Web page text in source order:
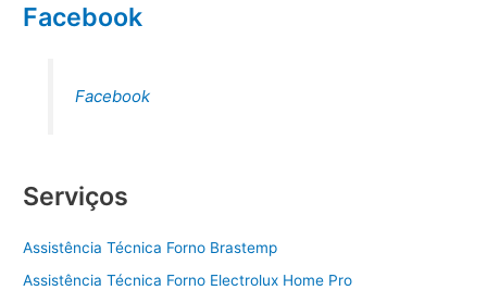
Facebook
Facebook
Serviços
Assistência Técnica Forno Brastemp
Assistência Técnica Forno Electrolux Home Pro